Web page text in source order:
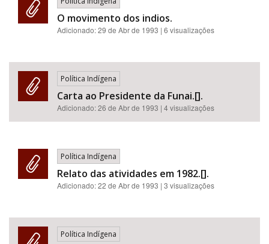
O movimento dos indios.
Adicionado:29 de Abr de 1993 | 6 visualizações
Política Indígena
Carta ao Presidente da Funai.[].
Adicionado:26 de Abr de 1993 | 4 visualizações
Política Indígena
Relato das atividades em 1982.[].
Adicionado:22 de Abr de 1993 | 3 visualizações
Política Indígena